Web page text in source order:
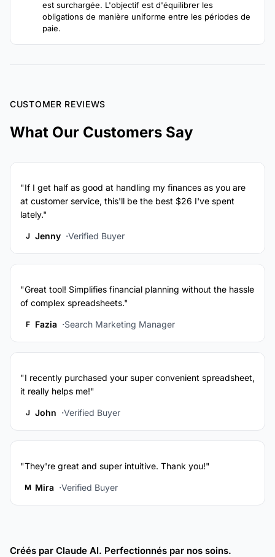
est surchargée. L'objectif est d'équilibrer les
obligations de manière uniforme entre les périodes de
paie.
CUSTOMER REVIEWS
What Our Customers Say
"If I get half as good at handling my finances as you are
at customer service, this'll be the best $26 I've spent
lately."
J Jenny Verified Buyer
"Great tool! Simplifies financial planning without the hassle
of complex spreadsheets."
F Fazia Search Marketing Manager
"I recently purchased your super convenient spreadsheet,
it really helps me!"
J John Verified Buyer
"They're great and super intuitive. Thank you!"
M Mira Verified Buyer
Créés par Claude AI. Perfectionnés par nos soins.